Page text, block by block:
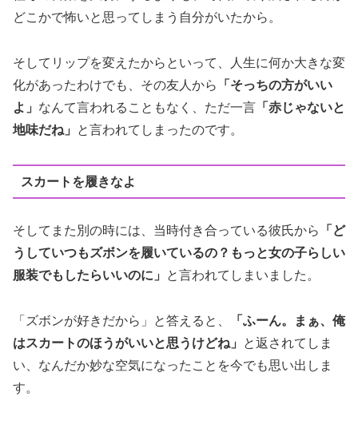
どこかで怖いと思ってしまう自分がいたから。
そしてリップを変えたからといって、人生に何か大きな変
化があったわけでも、その友人から
「そっちの方がいい
よ」 なんて言われることもなく、ただ一言 「赤じゃないと
地味だね」
と言われてしまったのです。
スカートを履きなよ
そしてまた別の時には、当時付き合っている彼氏から
「ど
うしていつもズボンを履いているの？もっと女の子らしい
服装でもしたらいいのに」
と言われてしまいました。
「ズボンが好きだから」と答えると、
「ふーん。まぁ、俺
はスカートのほうがいいと思うけどね」
と返されてしま
い、なんだか妙な空気になったことを今でも思い出しま
す。